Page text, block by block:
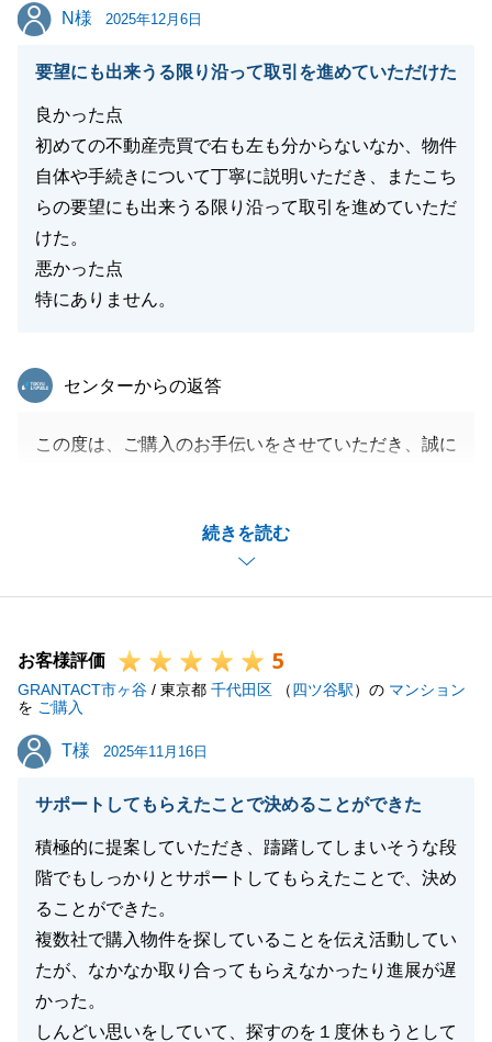
N様
N様 2025年12月6日
要望にも出来うる限り沿って取引を進めていただけた
良かった点
初めての不動産売買で右も左も分からないなか、物件
自体や手続きについて丁寧に説明いただき、またこち
らの要望にも出来うる限り沿って取引を進めていただ
けた。
悪かった点
特にありません。
続きを読む
東急リバブル
センターからの返答
この度は、ご購入のお手伝いをさせていただき、誠に
ご相談などございましたら、いつでもご連絡をいただ
ければ幸いです。
お客様評価 5
GRANTACT市ヶ谷 / 東京都 千代田区 （四ツ谷駅）の マンション
を ご購入
T様
T様 2025年11月16日
サポートしてもらえたことで決めることができた
積極的に提案していただき、躊躇してしまいそうな段
階でもしっかりとサポートしてもらえたことで、決め
ることができた。
複数社で購入物件を探していることを伝え活動してい
たが、なかなか取り合ってもらえなかったり進展が遅
かった。
しんどい思いをしていて、探すのを１度休もうとして